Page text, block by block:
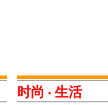
时尚 · 生活